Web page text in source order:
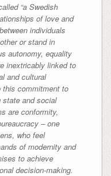
“a Swedish
of love and
individuals
or stand in
autonomy, equality
inextricably linked to
and cultural
this commitment to
state and social
are conformity,
– one
who feel
of modernity and
to achieve
decision-making.